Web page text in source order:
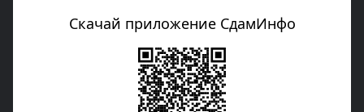
Скачай приложение СдамИнфо